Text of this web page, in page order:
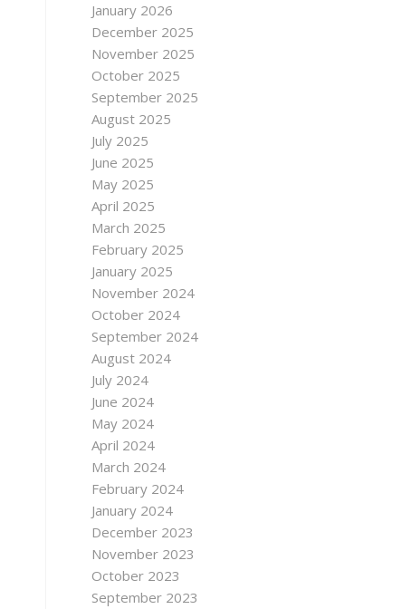
January 2026
December 2025
November 2025
October 2025
September 2025
August 2025
July 2025
June 2025
May 2025
April 2025
March 2025
February 2025
January 2025
November 2024
October 2024
September 2024
August 2024
July 2024
June 2024
May 2024
April 2024
March 2024
February 2024
January 2024
December 2023
November 2023
October 2023
September 2023